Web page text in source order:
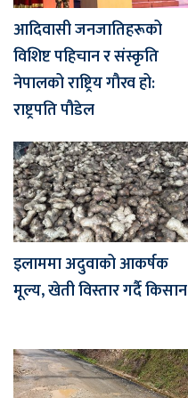
आदिवासी जनजातिहरूको
विशिष्ट पहिचान र संस्कृति
नेपालको राष्ट्रिय गौरव हो:
राष्ट्रपति पौडेल
इलाममा अदुवाको आकर्षक
मूल्य, खेती विस्तार गर्दै किसान